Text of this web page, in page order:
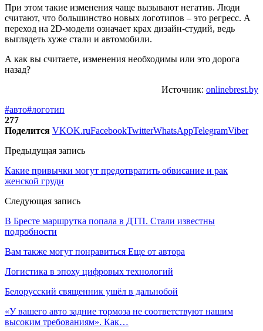
При этом такие изменения чаще вызывают негатив. Люди
считают, что большинство новых логотипов – это регресс. А
переход на 2D-модели означает крах дизайн-студий, ведь
выглядеть хуже стали и автомобили.
А как вы считаете, изменения необходимы или это дорога
назад?
Источник: onlinebrest.by
#авто#логотип
277
Поделится VKOK.ruFacebookTwitterWhatsAppTelegramViber
Предыдущая запись
Какие привычки могут предотвратить обвисание и рак
женской груди
Следующая запись
В Бресте маршрутка попала в ДТП. Стали известны
подробности
Вам также могут понравиться Еще от автора
Логистика в эпоху цифровых технологий
Белорусский священник ушёл в дальнобой
«У вашего авто задние тормоза не соответствуют нашим
высоким требованиям». Как…